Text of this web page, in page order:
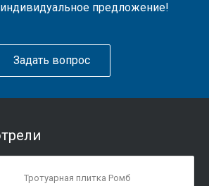
предложение!
Задать вопрос
Тротуарная плитка Ромб